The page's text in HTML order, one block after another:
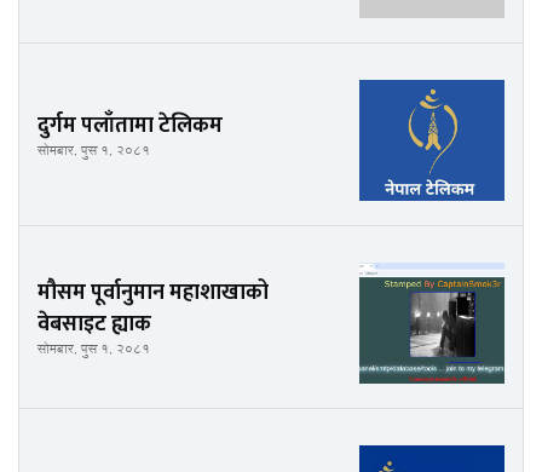
दुर्गम पलाँतामा टेलिकम
सोमबार, पुस १, २०८१
मौसम पूर्वानुमान महाशाखाको
वेबसाइट ह्याक
सोमबार, पुस १, २०८१